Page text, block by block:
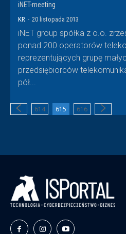
iNET-meeting
KR - 20 listopada 2013
iNET group spółka z o.o.
ponad 200 operatorów
reprezentujących grupę
przedsiębiorców
pół...
614 615 616